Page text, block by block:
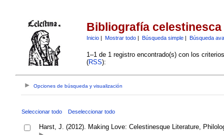
Bibliografía celestinesca
Inicio| Mostrar todo| Búsqueda simple| Búsqueda
1–1 de 1 registro encontrado(s) con los
(RSS):
Opciones de búsqueda y visualización
Seleccionar todo Deseleccionar todo
Harst, J. (2012). Making Love: Celestinesque Literature,